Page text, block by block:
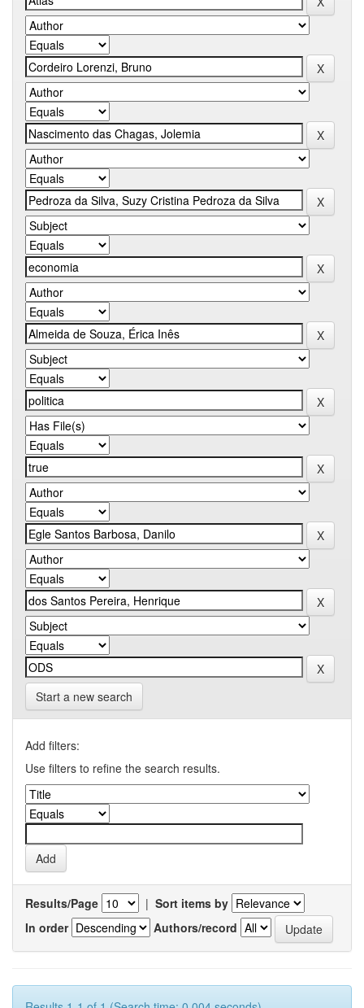
Start a new search
Add filters:
Use filters to refine the search results.
Results/Page | Sort items by
In order
Authors/record